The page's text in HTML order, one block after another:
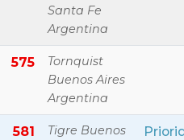
Santa Fe
Argentina
575
Tornquist
Buenos Aires
Argentina
581
Tigre Buenos